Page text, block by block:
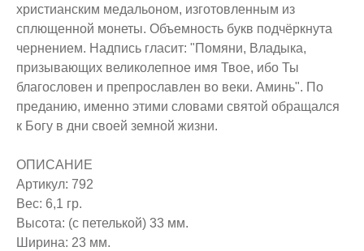
христианским медальоном, изготовленным из
сплющенной монеты. Объемность букв подчёркнута
чернением. Надпись гласит: "Помяни, Владыка,
призывающих великолепное имя Твое, ибо Ты
благословен и препрославлен во веки. Аминь". По
преданию, именно этими словами святой обращался
к Богу в дни своей земной жизни.
ОПИСАНИЕ
Артикул: 792
Вес: 6,1 гр.
Высота: (с петелькой) 33 мм.
Ширина: 23 мм.